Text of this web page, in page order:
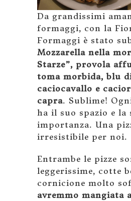
Da grandissimi
formaggi, con la
Formaggi è stato
Mozzarella nella
Starze”, provola
toma morbida, blu
caciocavallo e
capra. Sublime!
ha il suo spazio e la
importanza. Una
irresistibile per noi.
Entrambe le pizze
leggerissime, cotte
cornicione molto
avremmo mangiata